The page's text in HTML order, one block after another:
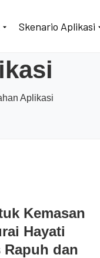
Skenario Aplikasi
Aplikasi
Kemasan
Hayati
dan